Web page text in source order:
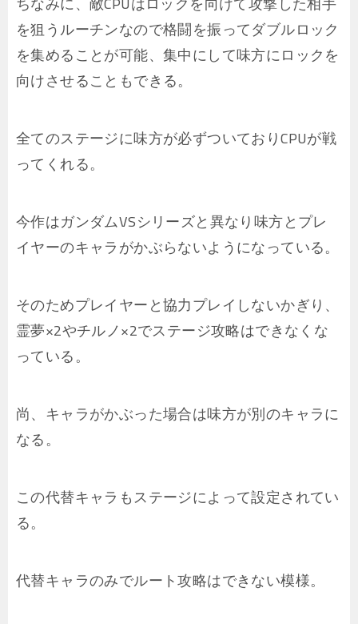
を狙うルーチンなので格闘を振ってダブルロック
を集めることが可能、集中にして味方にロックを
向けさせることもできる。
全てのステージに味方が必ずついておりCPUが戦
ってくれる。
今作はガンダムVSシリーズと異なり味方とプレ
イヤーのキャラがかぶらないようになっている。
そのためプレイヤーと協力プレイしないかぎり、
霊夢×2やチルノ×2でステージ攻略はできなくな
っている。
尚、キャラがかぶった場合は味方が別のキャラに
なる。
この代替キャラもステージによって設定されてい
る。
代替キャラのみでルート攻略はできない模様。